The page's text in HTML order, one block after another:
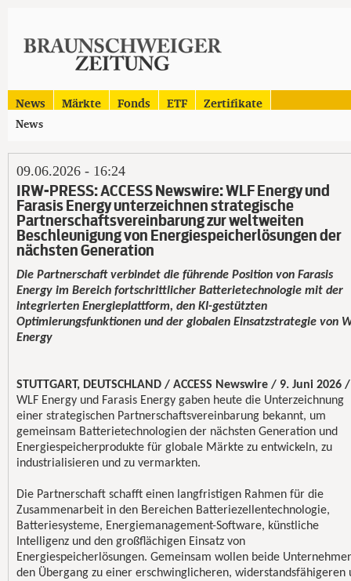
News Märkte Fonds ETF Zertifikate
News
09.06.2026 - 16:24
IRW-PRESS: ACCESS Newswire: WLF Energy und
Farasis Energy unterzeichnen strategische
Partnerschaftsvereinbarung zur weltweiten
Beschleunigung von Energiespeicherlösungen der
nächsten Generation
Die Partnerschaft verbindet die führende Position von Farasis
Energy im Bereich fortschrittlicher Batterietechnologie mit der
integrierten Energieplattform, den KI-gestützten
Optimierungsfunktionen und der globalen Einsatzstrategie von
Energy
STUTTGART, DEUTSCHLAND / ACCESS Newswire / 9. Juni 2026 /
WLF Energy und Farasis Energy gaben heute die Unterzeichnung
einer strategischen Partnerschaftsvereinbarung bekannt, um
gemeinsam Batterietechnologien der nächsten Generation und
Energiespeicherprodukte für globale Märkte zu entwickeln, zu
industrialisieren und zu vermarkten.
Die Partnerschaft schafft einen langfristigen Rahmen für die
Zusammenarbeit in den Bereichen Batteriezellentechnologie,
Batteriesysteme, Energiemanagement-Software, künstliche
Intelligenz und den großflächigen Einsatz von
Energiespeicherlösungen. Gemeinsam wollen beide
den Übergang zu einer erschwinglicheren, widerstandsfähigeren